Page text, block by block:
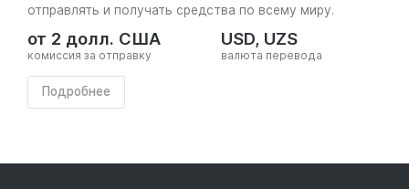
отправлять и получать средства по всему миру.
от 2 долл. США
комиссия за отправку
USD, UZS
валюта перевода
Подробнее